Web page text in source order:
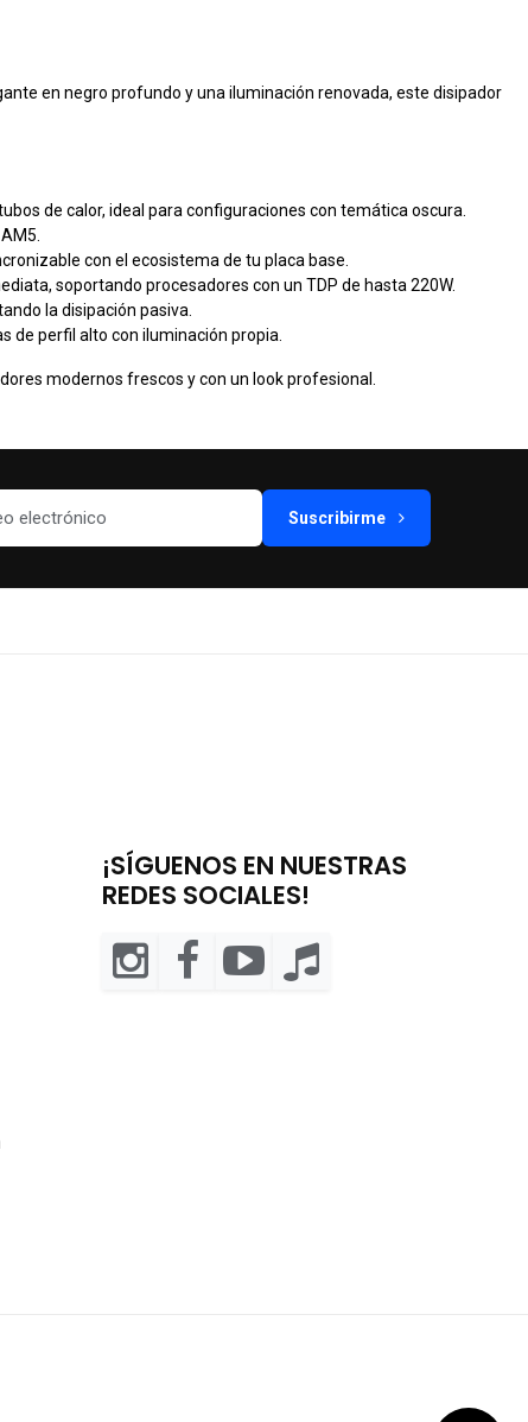
en negro profundo y una iluminación renovada, este disipador
de calor, ideal para configuraciones con temática oscura.
con el ecosistema de tu placa base.
soportando procesadores con un TDP de hasta 220W.
la disipación pasiva.
de perfil alto con iluminación propia.
modernos frescos y con un look profesional.
Suscribirme
¡SÍGUENOS EN NUESTRAS
REDES SOCIALES!